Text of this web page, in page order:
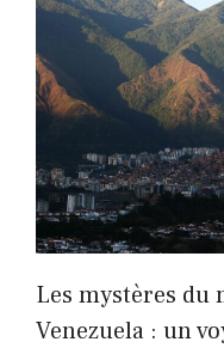
Les mystères du
Venezuela : un